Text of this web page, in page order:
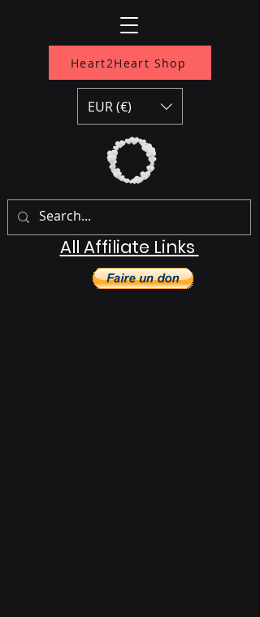
Heart2Heart Shop
All Affiliate Links
EUR (€)